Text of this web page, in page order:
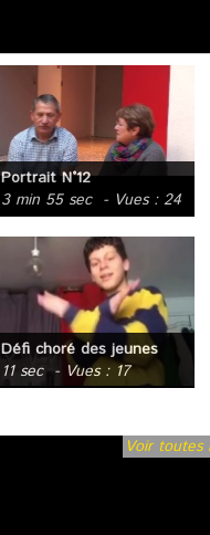
Portrait N°12
3 min 55 sec - Vues : 24
Défi choré des jeunes
11 sec - Vues : 17
Voir toutes